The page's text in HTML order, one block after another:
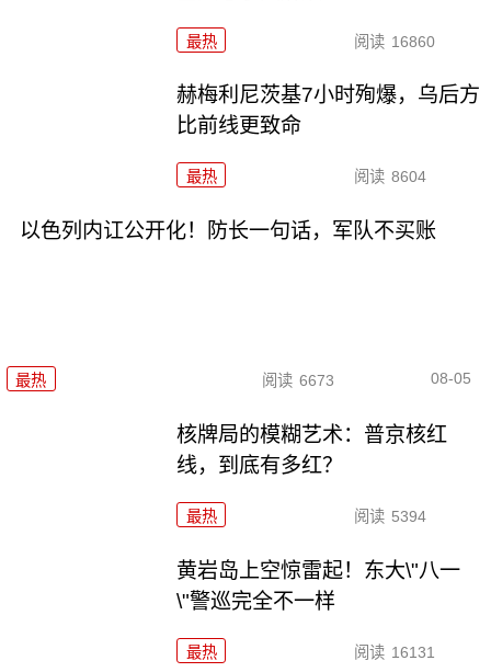
最热 阅读 16860
赫梅利尼茨基7小时殉爆，乌后方
比前线更致命
最热 阅读 8604
以色列内讧公开化！防长一句话，军队不买账
最热 阅读 6673 08-05
核牌局的模糊艺术：普京核红
线，到底有多红？
最热 阅读 5394
黄岩岛上空惊雷起！东大\"八一
\"警巡完全不一样
最热 阅读 16131